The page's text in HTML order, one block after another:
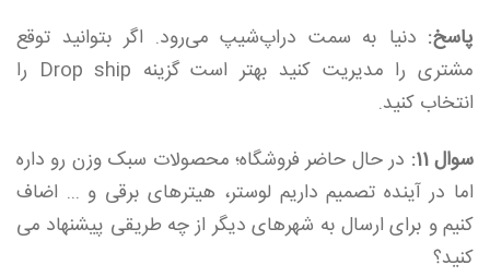
پاسخ: دنیا به سمت دراپ‌شیپ می‌رود. اگر بتوانید توقع
مشتری را مدیریت کنید بهتر است گزینه Drop ship را
انتخاب کنید.
سوال 11:
در حال حاضر فروشگاه؛ محصولات سبک وزن رو داره
اما در آینده تصمیم داریم لوستر، هیترهای برقی و ... اضاف
کنیم و برای ارسال به شهرهای دیگر از چه طریقی پیشنهاد می
کنید؟